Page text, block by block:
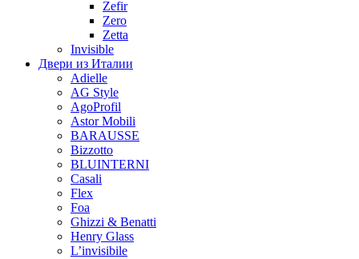
Zefir
Zero
Zetta
Invisible
Двери из Италии
Adielle
AG Style
AgoProfil
Astor Mobili
BARAUSSE
Bizzotto
BLUINTERNI
Casali
Flex
Foa
Ghizzi & Benatti
Henry Glass
L’invisibile